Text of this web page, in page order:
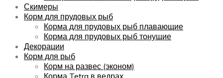
Скимеры
Корм для прудовых рыб
Корма для прудовых рыб плавающие
Корма для прудовых рыб тонущие
Декорации
Корм для рыб
Корм на развес (эконом)
Корма Tetra в ведрах